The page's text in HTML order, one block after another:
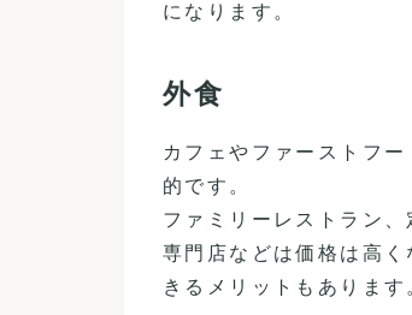
になります。
外食
カフェやファーストフ
的です。
ファミリーレストラン
専門店などは価格は高
きるメリットもあります